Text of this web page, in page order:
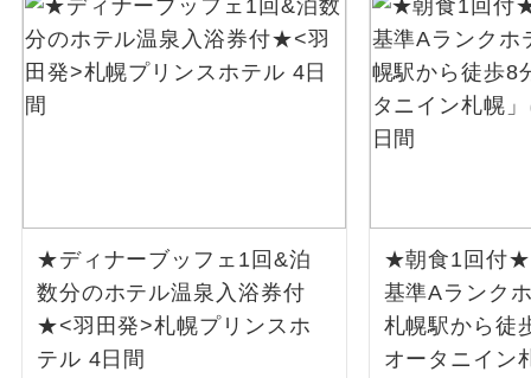
★ディナーブッフェ1回&泊
数分のホテル温泉入浴券付
★<羽田発>札幌プリンスホ
テル 4日間
★朝食1回付
基準Aランク
札幌駅から徒
オータニイン